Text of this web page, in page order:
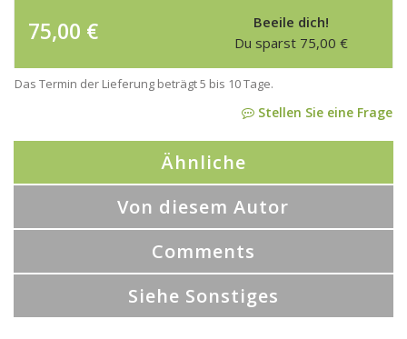
75,00 €
Beeile dich!
Du sparst 75,00 €
Das Termin der Lieferung beträgt 5 bis 10 Tage.
Stellen Sie eine Frage
Ähnliche
Von diesem Autor
Comments
Siehe Sonstiges